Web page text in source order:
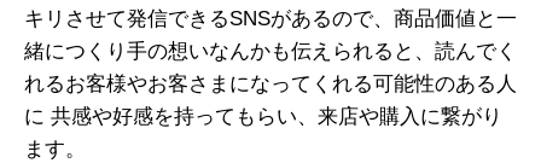
キリさせて発信できるSNSがあるので、商品価値と一
緒につくり手の想いなんかも伝えられると、読んでく
れるお客様やお客さまになってくれる可能性のある人
に 共感や好感を持ってもらい、来店や購入に繋がり
ます。